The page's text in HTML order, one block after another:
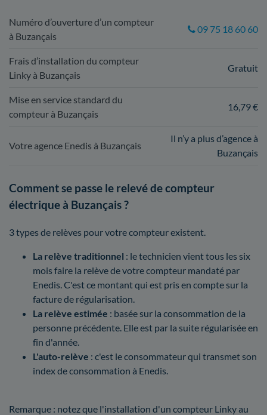
Numéro d’ouverture d’un compteur
à Buzançais
09 75 18 60 60
Frais d’installation du compteur
Linky à Buzançais
Gratuit
Mise en service standard du
compteur à Buzançais
16,79 €
Votre agence Enedis à Buzançais
Il n’y a plus d’agence à
Buzançais
Comment se passe le relevé de compteur
électrique à Buzançais ?
3 types de relèves pour votre compteur existent.
La relève traditionnel : le technicien vient tous les six
mois faire la relève de votre compteur mandaté par
Enedis. C'est ce montant qui est pris en compte sur la
facture de régularisation.
La relève estimée : basée sur la consommation de la
personne précédente. Elle est par la suite régularisée en
fin d'année.
L'auto-relève : c'est le consommateur qui transmet son
index de consommation à Enedis.
Remarque : notez que l'installation d'un compteur Linky au